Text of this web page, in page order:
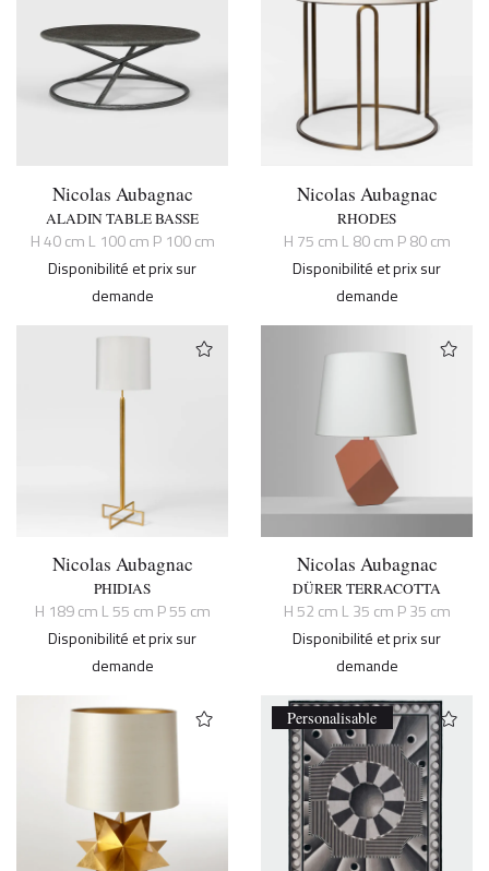
Nicolas Aubagnac
ALADIN TABLE BASSE
H 40 cm L 100 cm P 100 cm
Disponibilité et prix sur
demande
Nicolas Aubagnac
RHODES
H 75 cm L 80 cm P 80 cm
Disponibilité et prix sur
demande
Nicolas Aubagnac
PHIDIAS
H 189 cm L 55 cm P 55 cm
Disponibilité et prix sur
demande
Nicolas Aubagnac
DÜRER TERRACOTTA
H 52 cm L 35 cm P 35 cm
Disponibilité et prix sur
demande
Personalisable